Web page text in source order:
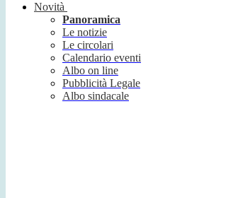
Novità
Panoramica
Le notizie
Le circolari
Calendario eventi
Albo on line
Pubblicità Legale
Albo sindacale